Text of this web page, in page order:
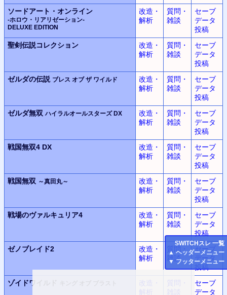
SWITCH スレ 一覧
▲ ヘッダーメニュー
▼ フッターメニュー
ソードアート・オンライン
-ホロウ・リアリゼーション-
DELUXE EDITION
改造・
解析
質問・
雑談
セーブ
データ
投稿
聖剣伝説コレクション
改造・
解析
質問・
雑談
セーブ
データ
投稿
ゼルダの伝説 ブレス オブ ザ ワイルド
改造・
解析
質問・
雑談
セーブ
データ
投稿
ゼルダ無双 ハイラルオールスターズ DX
改造・
解析
質問・
雑談
セーブ
データ
投稿
戦国無双4 DX
改造・
解析
質問・
雑談
セーブ
データ
投稿
戦国無双 ～真田丸～
改造・
解析
質問・
雑談
セーブ
データ
投稿
戦場のヴァルキュリア4
改造・
解析
質問・
雑談
セーブ
データ
投稿
ゼノブレイド2
改造・
解析
質問・
雑談
セーブ
データ
投稿
ゾイドワイルド
改造・
解析
質問・
雑談
セーブ
データ